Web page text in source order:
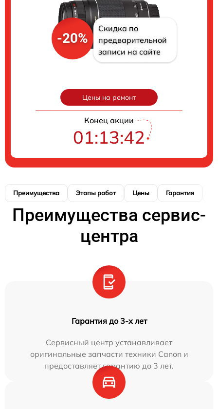
-20%
Скидка по
предварительной
записи на сайте
Цены на ремонт
Конец акции
01:13:40
Преимущества Этапы работ Цены Гарантия
Преимущества сервис-
центра
Гарантия до 3-х лет
Сервисный центр устанавливает
оригинальные запчасти техники Canon и
предоставляет гарантию до 3 лет.